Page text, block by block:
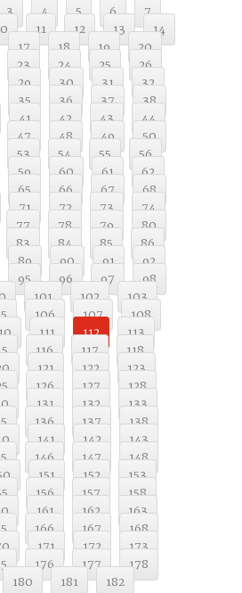
3 4 5 6
7
11 12 13
14
17 18 19
20
23 24 25
26
29 30 31
32
35 36 37
38
41 42 43
44
47 48 49
50
53 54 55
56
59 60 61
62
65 66 67
68
71 72 73
74
77 78 79
80
83 84 85
86
89 90 91
92
95 96 97
98
101 102
103
106 107
108
111 112
113
116 117
118
121 122
123
126 127
128
131 132
133
136 137
138
141 142
143
146 147
148
151 152
153
156 157
158
161 162
163
166 167
168
171 172
173
176 177
178
180 181 182